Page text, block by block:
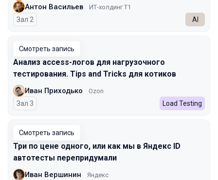
Антон Васильев ИТ-холдинг Т1
Зал 2 AI
Смотреть запись
Анализ access-логов для нагрузочного
тестирования. Tips and Tricks для котиков
Иван Приходько Ozon
Зал 3 Load Testing
Смотреть запись
Три по цене одного, или как мы в Яндекс ID
автотесты перепридумали
Иван Вершинин Яндекс